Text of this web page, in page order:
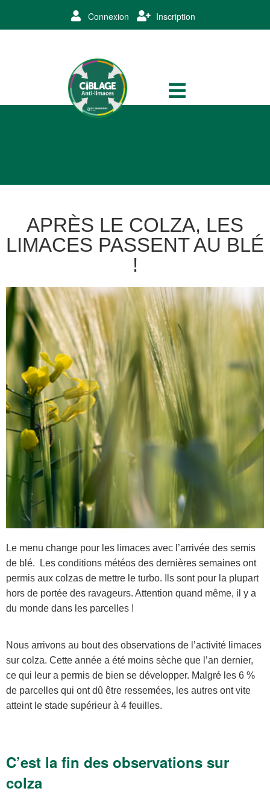
Connexion Inscription
APRÈS LE COLZA, LES
LIMACES PASSENT AU BLÉ
!
Le menu change pour les limaces avec l’arrivée des semis
de blé. Les conditions météos des dernières semaines ont
permis aux colzas de mettre le turbo. Ils sont pour la plupart
hors de portée des ravageurs. Attention quand même, il y a
du monde dans les parcelles !
Nous arrivons au bout des observations de l’activité limaces
sur colza. Cette année a été moins sèche que l’an dernier,
ce qui leur a permis de bien se développer. Malgré les 6 %
de parcelles qui ont dû être ressemées, les autres ont vite
atteint le stade supérieur à 4 feuilles.
C’est la fin des observations sur
colza